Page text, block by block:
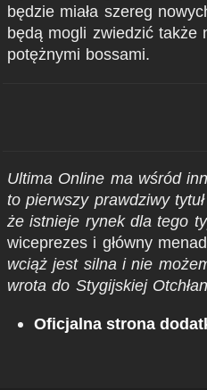
będzie miała szereg
będą mogli zwiedzić także
potężnymi bossami.
Ultima Online ma wśród
to pierwszy prawdziwy
że istnieje rynek dla tego
wiceprezes i główny
wciąż jest silna i nie
wrota do Stygijskiej
Oficjalna strona